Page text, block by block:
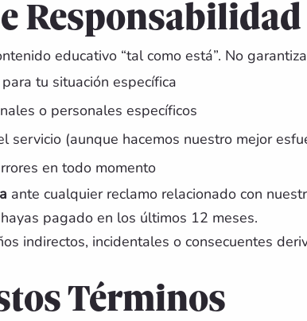
Responsabilidad
educativo “tal como está”. No
tu situación específica
o personales específicos
(aunque hacemos nuestro mejor
en todo momento
ante cualquier reclamo relacionado con
pagado en los últimos 12 meses.
indirectos, incidentales o consecuentes
Términos